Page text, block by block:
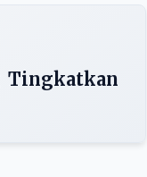
Tingkatkan